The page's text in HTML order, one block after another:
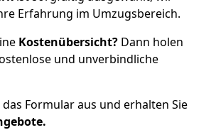
Erfahrung im Umzugsbereich.
Kostenübersicht? Dann holen
und unverbindliche
das Formular aus und erhalten Sie